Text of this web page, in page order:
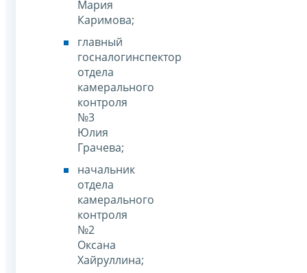
Мария
Каримова;
главный
госналогинспектор
отдела
камерального
контроля
№3
Юлия
Грачева;
начальник
отдела
камерального
контроля
№2
Оксана
Хайруллина;